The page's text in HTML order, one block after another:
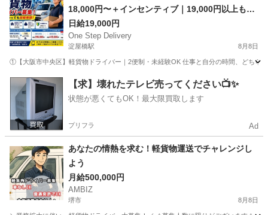
18,000円〜＋インセンティブ｜19,000円以上も狙
える
日給19,000円
One Step Delivery
淀屋橋駅 8月8日
①【大阪市中央区】軽貨物ドライバー｜2便制・未経験OK 仕事と自分の時間、どちら
大阪 大阪市 淀屋橋駅 ドライバー 通販
【求】壊れたテレビ売ってください📺✨
状態が悪くてもOK！最大限買取します
プリフラ Ad
あなたの情熱を求む！軽貨物運送でチャレンジし
よう
月給500,000円
AMBIZ
堺市 8月8日